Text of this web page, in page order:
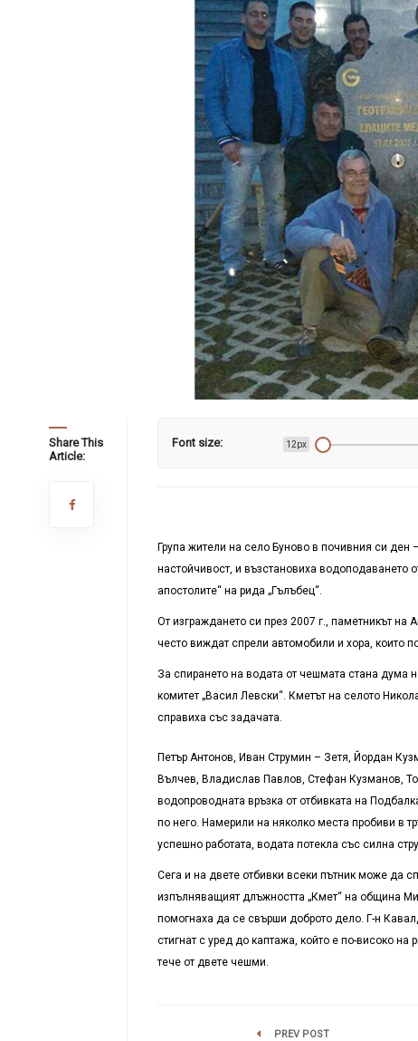
Share This
Article:
Font size: 12px
Група жители на село Буново в почивния си ден
настойчивост, и възстановиха
апостолите“ на рида „Гълъбец“.
От изграждането си през 2007 г., паметникът
често виждат спрели автомобили и хора, които
За спирането на водата от чешмата стана дума
комитет „Васил Левски“. Кметът на селото
справиха със задачата.
Петър Антонов, Иван Струмин – Зетя, Йордан
Вълчев, Владислав Павлов, Стефан Кузманов,
водопроводната връзка от отбивката на
по него. Намерили на няколко места пробиви в
успешно работата, водата потекла със силна
Сега и на двете отбивки всеки пътник може да
изпълняващият длъжността „Кмет“ на община
помогнаха да се свърши доброто дело. Г-н
стигнат с уред до каптажа, който е по-високо
тече от двете чешми.
PREV POST